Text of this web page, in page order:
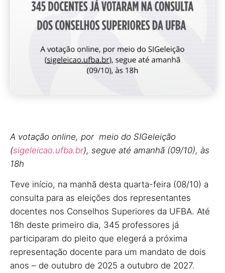
A votação online, por meio do SIGeleição
(sigeleicao.ufba.br), segue até amanhã (09/10), às
18h
Teve início, na manhã desta quarta-feira (08/10) a
consulta para as eleições dos representantes
docentes nos Conselhos Superiores da UFBA. Até
18h deste primeiro dia, 345 professores já
participaram do pleito que elegerá a próxima
representação docente para um mandato de dois
anos – de outubro de 2025 a outubro de 2027.